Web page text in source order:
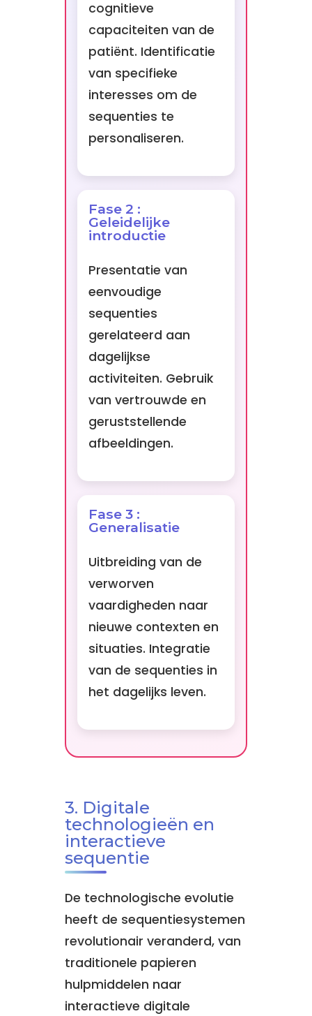
cognitieve
capaciteiten van de
patiënt. Identificatie
van specifieke
interesses om de
sequenties te
personaliseren.
Fase 2 :
Geleidelijke
introductie
Presentatie van
eenvoudige
sequenties
gerelateerd aan
dagelijkse
activiteiten. Gebruik
van vertrouwde en
geruststellende
afbeeldingen.
Fase 3 :
Generalisatie
Uitbreiding van de
verworven
vaardigheden naar
nieuwe contexten en
situaties. Integratie
van de sequenties in
het dagelijks leven.
3. Digitale
technologieën en
interactieve
sequentie
De technologische evolutie
heeft de sequentiesystemen
revolutionair veranderd, van
traditionele papieren
hulpmiddelen naar
interactieve digitale